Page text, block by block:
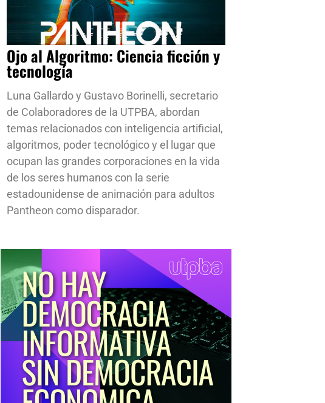
Ojo al Algoritmo: Ciencia ficción y
tecnología
Luna Gallardo y Gustavo Borinelli, secretario
de Colaboradores de la UTPBA, abordan
temas relacionados con inteligencia artificial,
algoritmos, poder tecnológico y el lugar que
ocupan las grandes corporaciones en la vida
de los seres humanos con la serie
estadounidense de animación para adultos
Pantheon como disparador.